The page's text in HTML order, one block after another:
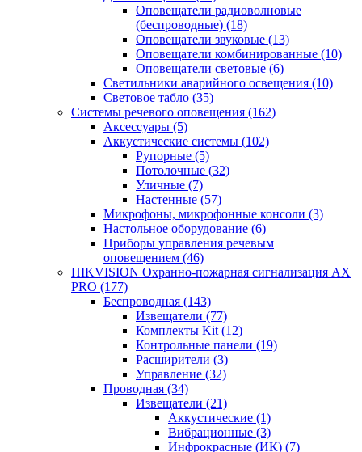
Оповещатели радиоволновые
(беспроводные) (18)
Оповещатели звуковые (13)
Оповещатели комбинированные (10)
Оповещатели световые (6)
Светильники аварийного освещения (10)
Световое табло (35)
Системы речевого оповещения (162)
Аксессуары (5)
Аккустические системы (102)
Рупорные (5)
Потолочные (32)
Уличные (7)
Настенные (57)
Микрофоны, микрофонные консоли (3)
Настольное оборудование (6)
Приборы управления речевым
оповещением (46)
HIKVISION Охранно-пожарная сигнализация AX
PRO (177)
Беспроводная (143)
Извещатели (77)
Комплекты Kit (12)
Контрольные панели (19)
Расширители (3)
Управление (32)
Проводная (34)
Извещатели (21)
Аккустические (1)
Вибрационные (3)
Инфрокрасные (ИК) (7)